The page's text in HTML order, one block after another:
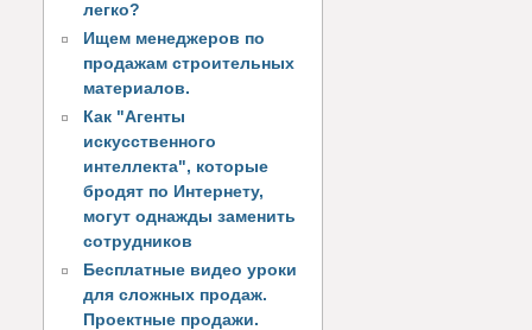
легко?
Ищем менеджеров по
продажам строительных
материалов.
Как "Агенты
искусственного
интеллекта", которые
бродят по Интернету,
могут однажды заменить
сотрудников
Бесплатные видео уроки
для сложных продаж.
Проектные продажи.